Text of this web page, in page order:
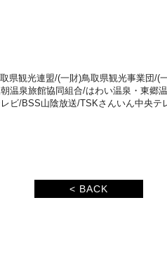
観光連盟/(一財)鳥取県観光事業団/
温泉旅館協同組合/はわい温泉・東
ビ/BSS山陰放送/TSKさんいん中央
< BACK